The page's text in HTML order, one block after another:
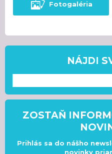
Fotogaléria
NÁJDI
ZOSTAŇ
Prihlás sa do nášho
novinky